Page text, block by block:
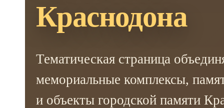
Краснодона
Тематическая страница
мемориальные комплексы,
и объекты городской памяти